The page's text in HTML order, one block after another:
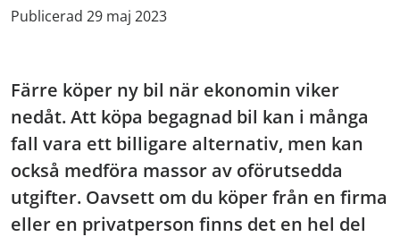
Publicerad 29 maj 2023
Färre köper ny bil när ekonomin viker
nedåt. Att köpa begagnad bil kan i många
fall vara ett billigare alternativ, men kan
också medföra massor av oförutsedda
utgifter. Oavsett om du köper från en firma
eller en privatperson finns det en hel del